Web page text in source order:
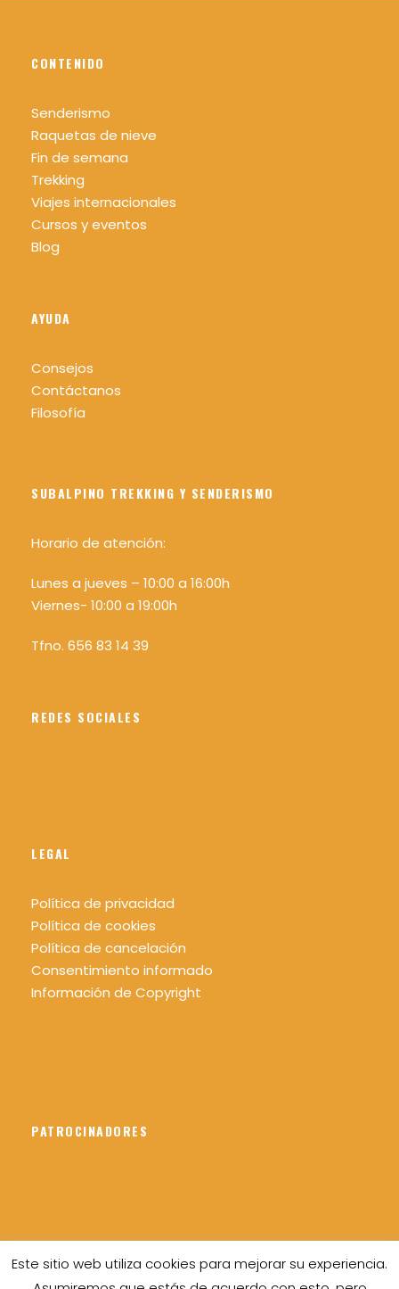
CONTENIDO
Senderismo
Raquetas de nieve
Fin de semana
Trekking
Viajes internacionales
Cursos y eventos
Blog
AYUDA
Consejos
Contáctanos
Filosofía
SUBALPINO TREKKING Y SENDERISMO
Horario de atención:
Lunes a jueves – 10:00 a 16:00h
Viernes- 10:00 a 19:00h
Tfno. 656 83 14 39
REDES SOCIALES
LEGAL
Política de privacidad
Política de cookies
Política de cancelación
Consentimiento informado
Información de Copyright
PATROCINADORES
Este sitio web utiliza cookies para mejorar su experiencia.